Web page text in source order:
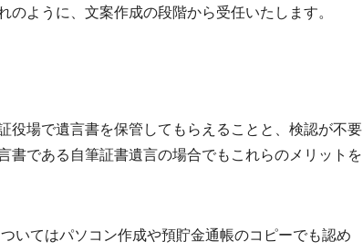
のように、 文案作成の段階から受任いたします。
役場で遺言書を保管してもらえることと、検認が不要
書である自筆証書遺言の場合でもこれらのメリットを
いてはパソコン作成や預貯金通帳のコピーでも認め